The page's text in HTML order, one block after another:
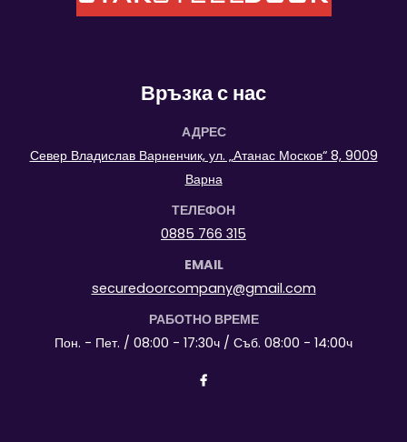
Връзка с нас
АДРЕС
Север Владислав Варненчик, ул. „Атанас Москов“ 8, 9009
Варна
ТЕЛЕФОН
0885 766 315
EMAIL
securedoorcompany@gmail.com
РАБОТНО ВРЕМЕ
Пон. - Пет. / 08:00 - 17:30ч / Съб. 08:00 - 14:00ч